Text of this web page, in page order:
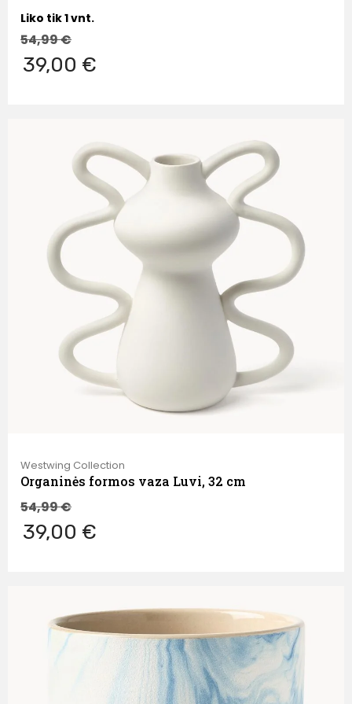
Liko tik 1 vnt.
54,99€
39,00 €
Westwing Collection
Organinės formos vaza Luvi, 32 cm
54,99€
39,00 €